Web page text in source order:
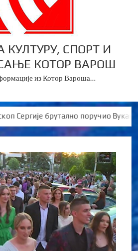
КУЛТУРУ, СПОРТ И
КОТОР ВАРОШ
из Котор Вароша…
брутално поручио